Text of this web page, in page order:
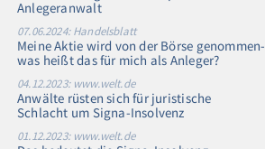
Anlegeranwalt
07.06.2024: Handelsblatt
Meine Aktie wird von der Börse genommen-
was heißt das für mich als Anleger?
04.12.2023: www.welt.de
Anwälte rüsten sich für juristische
Schlacht um Signa-Insolvenz
01.12.2023: www.welt.de